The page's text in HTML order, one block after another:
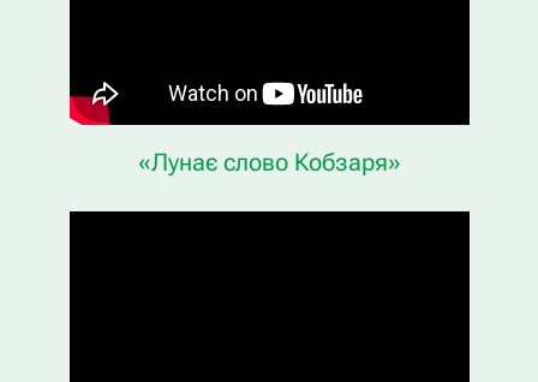
«Лунає слово Кобзаря»